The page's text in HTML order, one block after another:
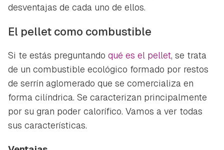
desventajas de cada uno de ellos.
El pellet como combustible
Si te estás preguntando qué es el pellet, se trata
de un combustible ecológico formado por restos
de serrín aglomerado que se comercializa en
forma cilíndrica. Se caracterizan principalmente
por su gran poder calorífico. Vamos a ver todas
sus características.